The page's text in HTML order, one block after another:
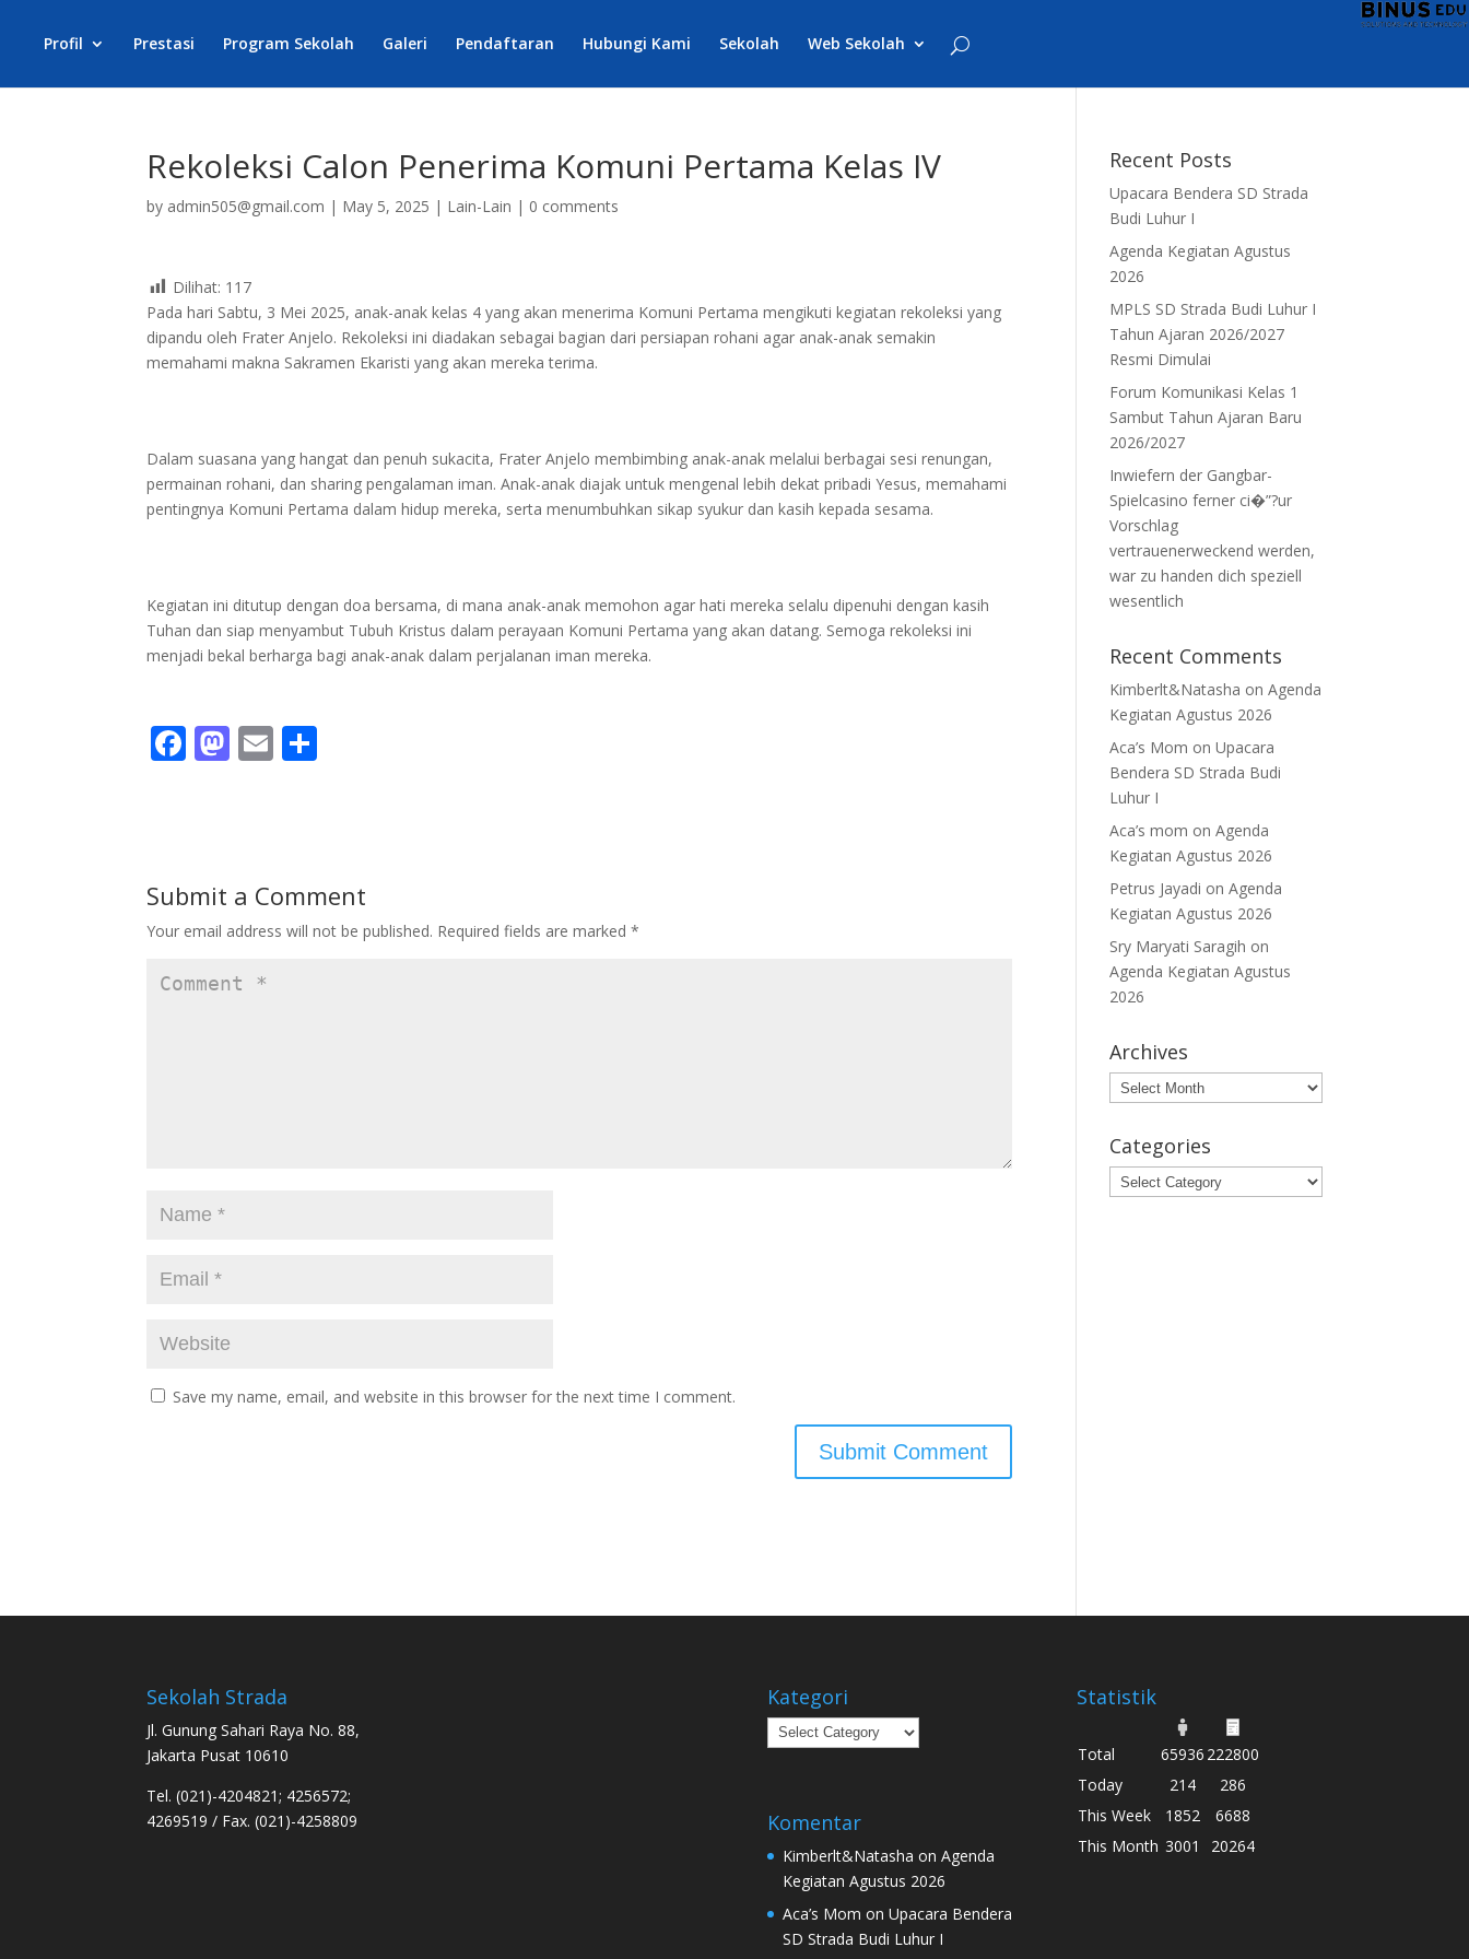
Profil Prestasi Program Sekolah Galeri Pendaftaran Hubungi Kami Sekolah Web Sekolah
Rekoleksi Calon Penerima Komuni Pertama Kelas IV
by admin505@gmail.com | May 5, 2025 | Lain-Lain | 0 comments
Dilihat: 117
Pada hari Sabtu, 3 Mei 2025, anak-anak kelas 4 yang akan menerima Komuni Pertama mengikuti kegiatan rekoleksi yang
dipandu oleh Frater Anjelo. Rekoleksi ini diadakan sebagai bagian dari persiapan rohani agar anak-anak semakin
memahami makna Sakramen Ekaristi yang akan mereka terima.
Dalam suasana yang hangat dan penuh sukacita, Frater Anjelo membimbing anak-anak melalui berbagai sesi renungan,
permainan rohani, dan sharing pengalaman iman. Anak-anak diajak untuk mengenal lebih dekat pribadi Yesus, memahami
pentingnya Komuni Pertama dalam hidup mereka, serta menumbuhkan sikap syukur dan kasih kepada sesama.
Kegiatan ini ditutup dengan doa bersama, di mana anak-anak memohon agar hati mereka selalu dipenuhi dengan kasih
Tuhan dan siap menyambut Tubuh Kristus dalam perayaan Komuni Pertama yang akan datang. Semoga rekoleksi ini
menjadi bekal berharga bagi anak-anak dalam perjalanan iman mereka.
F
o
o
k
M
o
n
E
Submit a Comment
Your email address will not be published. Required fields are marked*
Save my name, email, and website in this browser for the next time I comment.
Recent Posts
Upacara Bendera SD Strada
Budi Luhur I
Agenda Kegiatan Agustus
2026
MPLS SD Strada Budi Luhur I
Tahun Ajaran 2026/2027
Resmi Dimulai
Forum Komunikasi Kelas 1
Sambut Tahun Ajaran Baru
2026/2027
Inwiefern der Gangbar-
Spielcasino ferner ci�”?ur
Vorschlag
vertrauenerweckend werden,
war zu handen dich speziell
wesentlich
Recent Comments
Kimberlt&Natasha onAgenda
Kegiatan Agustus 2026
Aca’s Mom onUpacara
Bendera SD Strada Budi
Luhur I
Aca’s mom onAgenda
Kegiatan Agustus 2026
Petrus Jayadi onAgenda
Kegiatan Agustus 2026
Sry Maryati Saragih on
Agenda Kegiatan Agustus
2026
Archives
Archives
Categories
Categories
Sekolah Strada
Jl. Gunung Sahari Raya No. 88,
Jakarta Pusat 10610
Tel. (021)-4204821; 4256572;
4269519 / Fax. (021)-4258809
Kategori
Kategori
Komentar
Kimberlt&Natasha on Agenda
Kegiatan Agustus 2026
Aca’s Mom on Upacara Bendera
SD Strada Budi Luhur I
Statistik
Total 65936 222800
Today
214
286
This Week
1852
6688
This Month 3001 20264